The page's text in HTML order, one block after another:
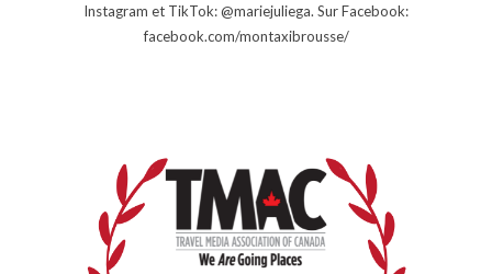
Instagram et TikTok: @mariejuliega. Sur Facebook:
facebook.com/montaxibrousse/